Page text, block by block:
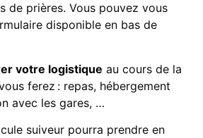
de prières. Vous pouvez vous
disponible en bas de
votre logistique au cours de la
ferez : repas, hébergement
avec les gares, …
suiveur pourra prendre en